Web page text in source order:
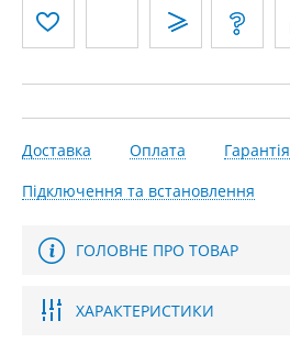
Доставка Оплата
Гарантія
Підключення та встановлення
ГОЛОВНЕ ПРО ТОВАР
ХАРАКТЕРИСТИКИ